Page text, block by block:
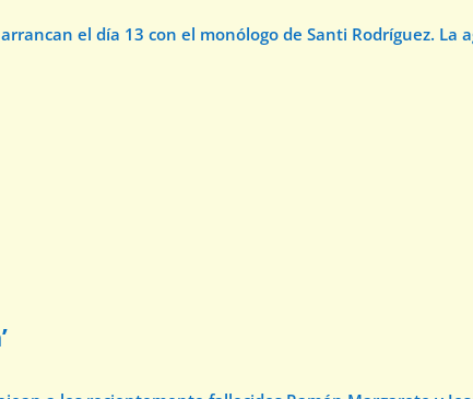
el día 13 con el monólogo de Santi Rodríguez. La